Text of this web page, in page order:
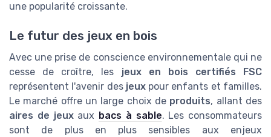
une popularité croissante.
Le futur des jeux en bois
Avec une prise de conscience environnementale qui ne
cesse de croître, les jeux en bois certifiés FSC
représentent l'avenir des jeuxpour enfants et familles.
Le marché offre un large choix de produits, allant des
aires de jeuxaux bacs à sable. Les consommateurs
sont de plus en plus sensibles aux enjeux